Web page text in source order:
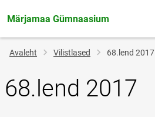
Märjamaa Gümnaasium
Jälglink
Avaleht Vilistlased 68.lend 2017
68.lend 2017